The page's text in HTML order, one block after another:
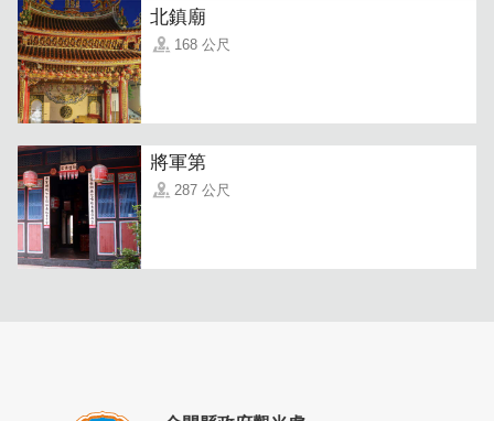
內餡，在菜單上點不到，來到這裡不妨問一問老闆每日限定
菜單。
北鎮廟
168 公尺
將軍第
287 公尺